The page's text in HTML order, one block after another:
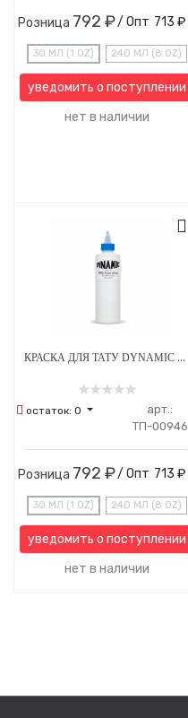
Розница 792 ₽/ Опт 713 ₽
30 МЛ (1 OZ) 240 МЛ (8 OZ)
уведомить о поступлении
нет в наличии
КРАСКА ДЛЯ ТАТУ DYNAMIC TRIPLE WHITE
остаток: 0
арт.:
ТП-00946
Розница 792 ₽/ Опт 713 ₽
30 МЛ (1 OZ) 240 МЛ (8 OZ)
уведомить о поступлении
нет в наличии